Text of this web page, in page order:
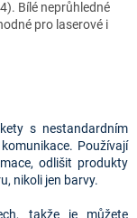
Bílé neprůhledné
pro laserové i
s nestandardním
Používají
odlišit produkty
nikoli jen barvy.
takže je můžete